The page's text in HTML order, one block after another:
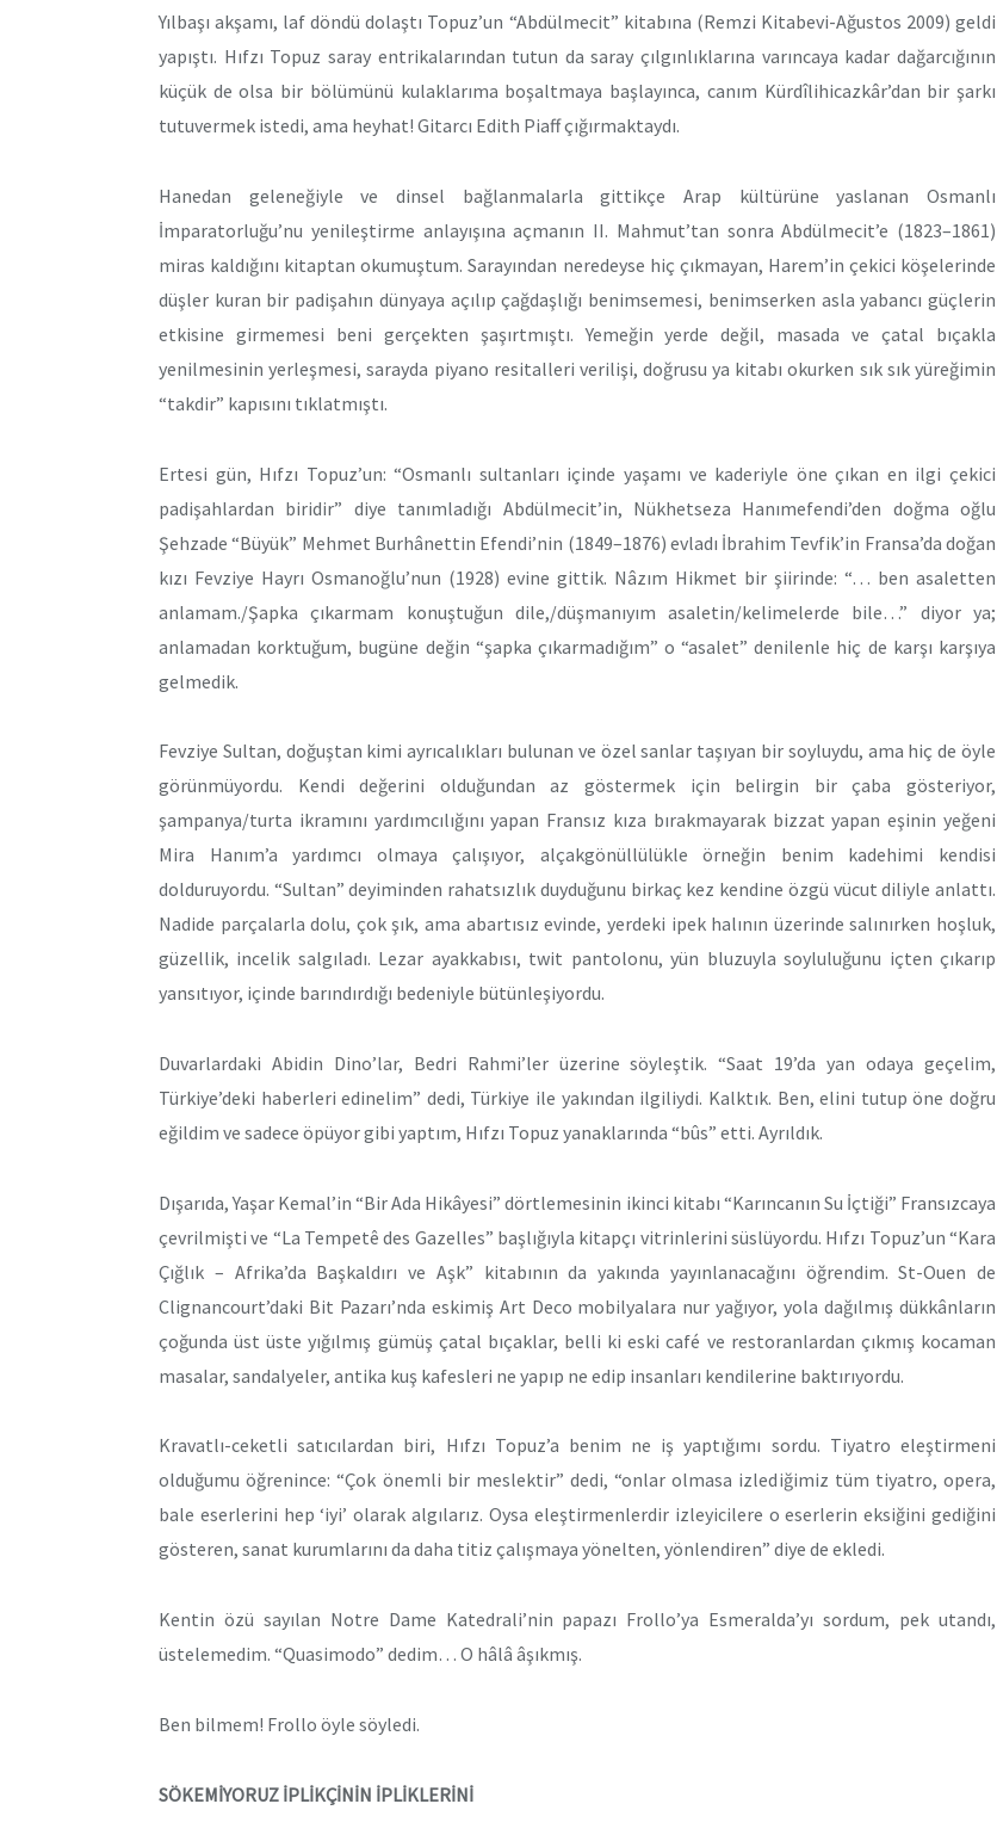
Yılbaşı akşamı, laf döndü dolaştı Topuz’un “Abdülmecit” kitabına (Remzi Kitabevi-Ağustos 2009) geldi
yapıştı. Hıfzı Topuz saray entrikalarından tutun da saray çılgınlıklarına varıncaya kadar dağarcığının
küçük de olsa bir bölümünü kulaklarıma boşaltmaya başlayınca, canım Kürdîlihicazkâr’dan bir şarkı
tutuvermek istedi, ama heyhat! Gitarcı Edith Piaff çığırmaktaydı.
Hanedan geleneğiyle ve dinsel bağlanmalarla gittikçe Arap kültürüne yaslanan Osmanlı
İmparatorluğu’nu yenileştirme anlayışına açmanın II. Mahmut’tan sonra Abdülmecit’e (1823–1861)
miras kaldığını kitaptan okumuştum. Sarayından neredeyse hiç çıkmayan, Harem’in çekici köşelerinde
düşler kuran bir padişahın dünyaya açılıp çağdaşlığı benimsemesi, benimserken asla yabancı güçlerin
etkisine girmemesi beni gerçekten şaşırtmıştı. Yemeğin yerde değil, masada ve çatal bıçakla
yenilmesinin yerleşmesi, sarayda piyano resitalleri verilişi, doğrusu ya kitabı okurken sık sık yüreğimin
“takdir” kapısını tıklatmıştı.
Ertesi gün, Hıfzı Topuz’un: “Osmanlı sultanları içinde yaşamı ve kaderiyle öne çıkan en ilgi çekici
padişahlardan biridir” diye tanımladığı Abdülmecit’in, Nükhetseza Hanımefendi’den doğma oğlu
Şehzade “Büyük” Mehmet Burhânettin Efendi’nin (1849–1876) evladı İbrahim Tevfik’in Fransa’da doğan
kızı Fevziye Hayrı Osmanoğlu’nun (1928) evine gittik. Nâzım Hikmet bir şiirinde: “… ben asaletten
anlamam./Şapka çıkarmam konuştuğun dile,/düşmanıyım asaletin/kelimelerde bile…” diyor ya;
anlamadan korktuğum, bugüne değin “şapka çıkarmadığım” o “asalet” denilenle hiç de karşı karşıya
gelmedik.
Fevziye Sultan, doğuştan kimi ayrıcalıkları bulunan ve özel sanlar taşıyan bir soyluydu, ama hiç de öyle
görünmüyordu. Kendi değerini olduğundan az göstermek için belirgin bir çaba gösteriyor,
şampanya/turta ikramını yardımcılığını yapan Fransız kıza bırakmayarak bizzat yapan eşinin yeğeni
Mira Hanım’a yardımcı olmaya çalışıyor, alçakgönüllülükle örneğin benim kadehimi kendisi
dolduruyordu. “Sultan” deyiminden rahatsızlık duyduğunu birkaç kez kendine özgü vücut diliyle anlattı.
Nadide parçalarla dolu, çok şık, ama abartısız evinde, yerdeki ipek halının üzerinde salınırken hoşluk,
güzellik, incelik salgıladı. Lezar ayakkabısı, twit pantolonu, yün bluzuyla soyluluğunu içten çıkarıp
yansıtıyor, içinde barındırdığı bedeniyle bütünleşiyordu.
Duvarlardaki Abidin Dino’lar, Bedri Rahmi’ler üzerine söyleştik. “Saat 19’da yan odaya geçelim,
Türkiye’deki haberleri edinelim” dedi, Türkiye ile yakından ilgiliydi. Kalktık. Ben, elini tutup öne doğru
eğildim ve sadece öpüyor gibi yaptım, Hıfzı Topuz yanaklarında “bûs” etti. Ayrıldık.
Dışarıda, Yaşar Kemal’in “Bir Ada Hikâyesi” dörtlemesinin ikinci kitabı “Karıncanın Su İçtiği” Fransızcaya
çevrilmişti ve “La Tempetê des Gazelles” başlığıyla kitapçı vitrinlerini süslüyordu. Hıfzı Topuz’un “Kara
Çığlık – Afrika’da Başkaldırı ve Aşk” kitabının da yakında yayınlanacağını öğrendim. St-Ouen de
Clignancourt’daki Bit Pazarı’nda eskimiş Art Deco mobilyalara nur yağıyor, yola dağılmış dükkânların
çoğunda üst üste yığılmış gümüş çatal bıçaklar, belli ki eski café ve restoranlardan çıkmış kocaman
masalar, sandalyeler, antika kuş kafesleri ne yapıp ne edip insanları kendilerine baktırıyordu.
Kravatlı-ceketli satıcılardan biri, Hıfzı Topuz’a benim ne iş yaptığımı sordu. Tiyatro eleştirmeni
olduğumu öğrenince: “Çok önemli bir meslektir” dedi, “onlar olmasa izlediğimiz tüm tiyatro, opera,
bale eserlerini hep ‘iyi’ olarak algılarız. Oysa eleştirmenlerdir izleyicilere o eserlerin eksiğini gediğini
gösteren, sanat kurumlarını da daha titiz çalışmaya yönelten, yönlendiren” diye de ekledi.
Kentin özü sayılan Notre Dame Katedrali’nin papazı Frollo’ya Esmeralda’yı sordum, pek utandı,
üstelemedim. “Quasimodo” dedim… O hâlâ âşıkmış.
Ben bilmem! Frollo öyle söyledi.
SÖKEMİYORUZ İPLİKÇİNİN İPLİKLERİNİ